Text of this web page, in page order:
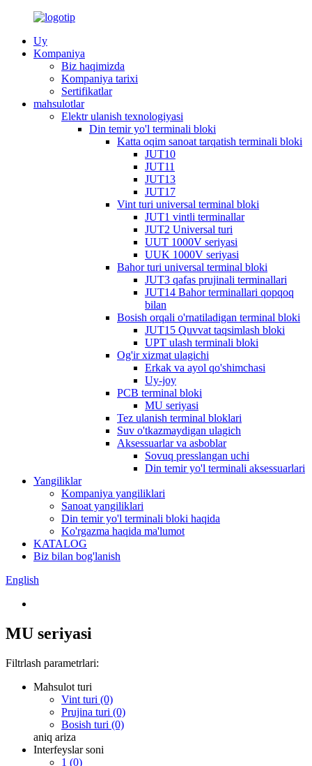
Uy
Kompaniya
Biz haqimizda
Kompaniya tarixi
Sertifikatlar
mahsulotlar
Elektr ulanish texnologiyasi
Din temir yo'l terminali bloki
Katta oqim sanoat tarqatish terminali bloki
JUT10
JUT11
JUT13
JUT17
Vint turi universal terminal bloki
JUT1 vintli terminallar
JUT2 Universal turi
UUT 1000V seriyasi
UUK 1000V seriyasi
Bahor turi universal terminal bloki
JUT3 qafas prujinali terminallari
JUT14 Bahor terminallari qopqoq
bilan
Bosish orqali o'rnatiladigan terminal bloki
JUT15 Quvvat taqsimlash bloki
UPT ulash terminali bloki
Og'ir xizmat ulagichi
Erkak va ayol qo'shimchasi
Uy-joy
PCB terminal bloki
MU seriyasi
Tez ulanish terminal bloklari
Suv o'tkazmaydigan ulagich
Aksessuarlar va asboblar
Sovuq presslangan uchi
Din temir yo'l terminali aksessuarlari
Yangiliklar
Kompaniya yangiliklari
Sanoat yangiliklari
Din temir yo'l terminali bloki haqida
Ko'rgazma haqida ma'lumot
KATALOG
Biz bilan bog'lanish
English
MU seriyasi
Filtrlash parametrlari:
Mahsulot turi
Vint turi (0)
Prujina turi (0)
Bosish turi (0)
aniq ariza
Interfeyslar soni
1 (0)